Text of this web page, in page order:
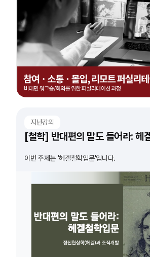
지난강의
[철학] 반대편의 말도 들어라: 헤
이번 주제는 '헤겔철학입문'입니다.